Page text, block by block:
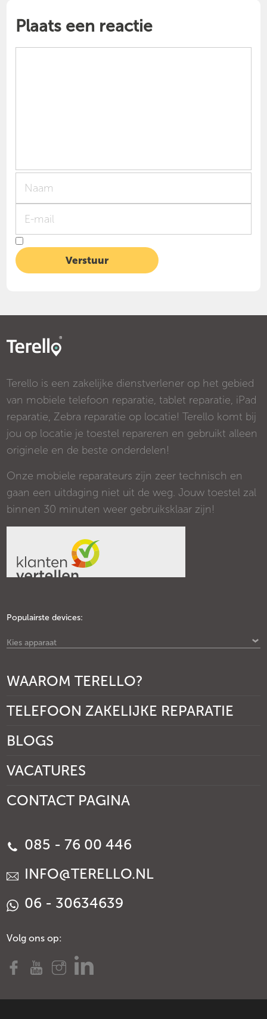
Plaats een reactie
Terello is een zakelijke dienstverlener op het gebied
van mobiele telefoon reparatie, tablet reparatie, iPad
reparatie, Zebra reparatie op locatie! Terello komt bij
jou op locatie je toestel repareren en gebruikt alleen
originele en de beste onderdelen!
Onze mobiele reparateurs zijn zeer technisch en
gaan een uitdaging niet uit de weg. Jouw toestel zal
binnen 30 minuten weer gebruiksklaar zijn!
Populairste devices:
Kies apparaat
WAAROM TERELLO?
TELEFOON ZAKELIJKE REPARATIE
BLOGS
VACATURES
CONTACT PAGINA
085 - 76 00 446
INFO@TERELLO.NL
06 - 30634639
Volg ons op: